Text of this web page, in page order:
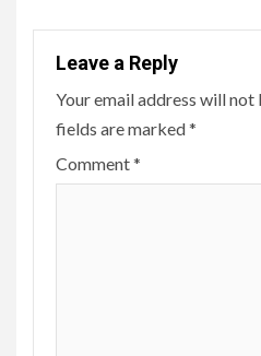
Leave a Reply
Your email address will not
fields are marked*
Comment*